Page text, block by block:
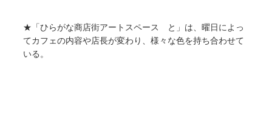
★「ひらがな商店街アートスペース と」は、曜日によっ
てカフェの内容や店長が変わり、様々な色を持ち合わせて
いる。